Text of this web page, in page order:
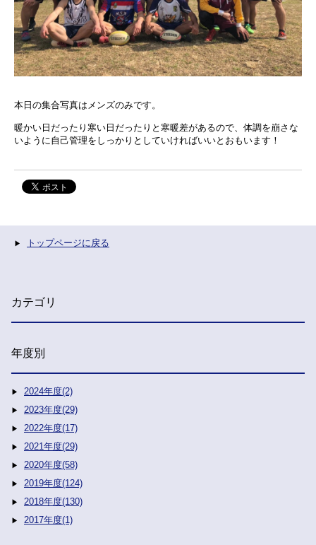
本日の集合写真はメンズのみです。
暖かい日だったり寒い日だったりと寒暖差があるので、体調を崩さな
いように自己管理をしっかりとしていければいいとおもいます！
トップページに戻る
カテゴリ
年度別
2024年度(2)
2023年度(29)
2022年度(17)
2021年度(29)
2020年度(58)
2019年度(124)
2018年度(130)
2017年度(1)